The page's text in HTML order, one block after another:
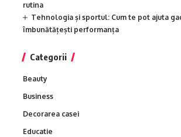
rutina
Tehnologia și sportul: Cum te pot ajuta
îmbunătățești performanța
Categorii
Beauty
Business
Decorarea casei
Educatie